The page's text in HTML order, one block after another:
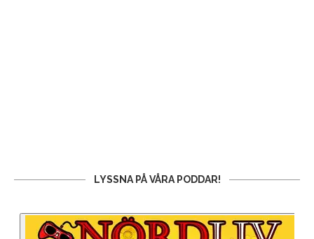
LYSSNA PÅ VÅRA PODDAR!